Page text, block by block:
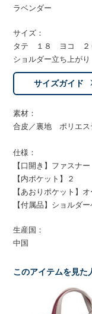
ラベンダー
サイズ：
タテ １８ ヨコ ２
ショルダー立ち上が
サイズガイド
素材：
合皮／裏地 ポリエス
仕様：
【口開き】ファスナー
【内ポケット】２
【あおりポケット】
【付属品】ショルダー
生産国：
中国
このアイテムを見た